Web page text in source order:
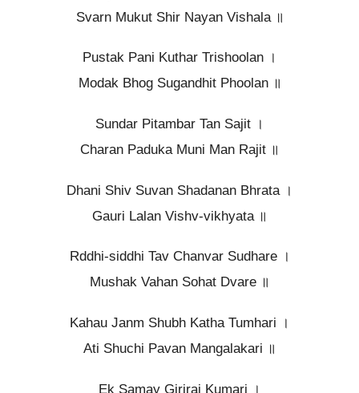
Svarn Mukut Shir Nayan Vishala ॥
Pustak Pani Kuthar Trishoolan ।
Modak Bhog Sugandhit Phoolan ॥
Sundar Pitambar Tan Sajit ।
Charan Paduka Muni Man Rajit ॥
Dhani Shiv Suvan Shadanan Bhrata ।
Gauri Lalan Vishv-vikhyata ॥
Rddhi-siddhi Tav Chanvar Sudhare ।
Mushak Vahan Sohat Dvare ॥
Kahau Janm Shubh Katha Tumhari ।
Ati Shuchi Pavan Mangalakari ॥
Ek Samay Giriraj Kumari ।